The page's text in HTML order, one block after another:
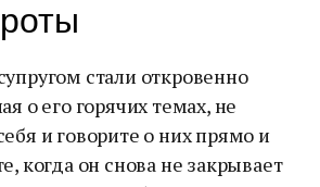
стали откровенно
о его горячих темах, не
и говорите о них прямо и
когда он снова не закрывает